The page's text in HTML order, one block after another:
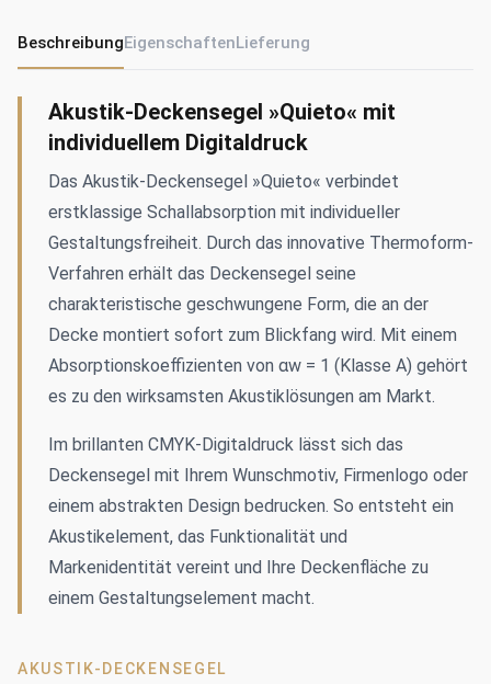
Beschreibung Eigenschaften Lieferung
Akustik-Deckensegel »Quieto« mit
individuellem Digitaldruck
Das Akustik-Deckensegel »Quieto« verbindet
erstklassige Schallabsorption mit individueller
Gestaltungsfreiheit. Durch das innovative Thermoform-
Verfahren erhält das Deckensegel seine
charakteristische geschwungene Form, die an der
Decke montiert sofort zum Blickfang wird. Mit einem
Absorptionskoeffizienten von αw = 1 (Klasse A) gehört
es zu den wirksamsten Akustiklösungen am Markt.
Im brillanten CMYK-Digitaldruck lässt sich das
Deckensegel mit Ihrem Wunschmotiv, Firmenlogo oder
einem abstrakten Design bedrucken. So entsteht ein
Akustikelement, das Funktionalität und
Markenidentität vereint und Ihre Deckenfläche zu
einem Gestaltungselement macht.
AKUSTIK-DECKENSEGEL